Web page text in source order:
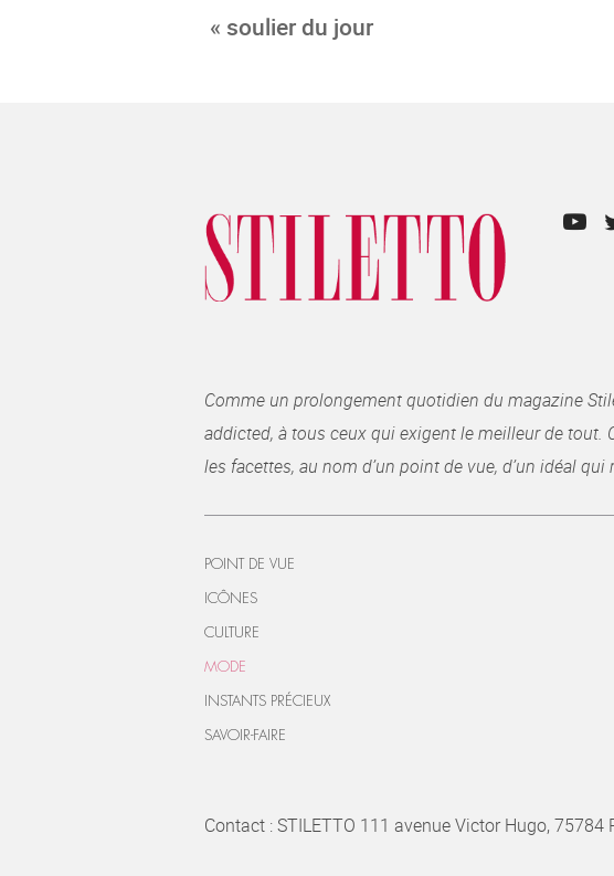
« soulier du jour
Comme un prolongement quotidien du magazine
addicted, à tous ceux qui exigent le meilleur de tout.
les facettes, au nom d’un point de vue, d’un idéal
POINT DE VUE
ICÔNES
CULTURE
MODE
INSTANTS PRÉCIEUX
SAVOIR-FAIRE
Contact : STILETTO 111 avenue Victor Hugo, 75784